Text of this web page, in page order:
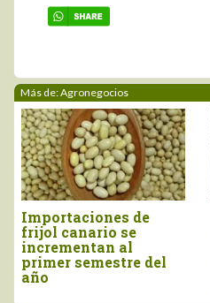
Más de: Agronegocios
Importaciones de
frijol canario se
incrementan al
primer semestre del
año